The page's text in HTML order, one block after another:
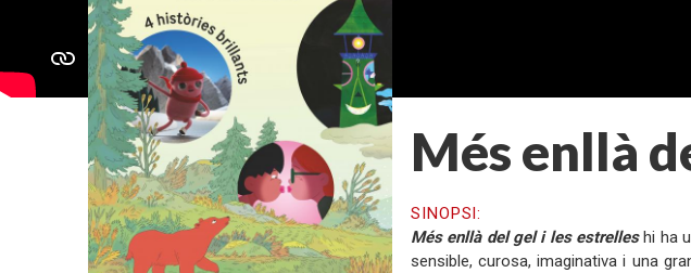
Més enllà
SINOPSI:
Més enllà del gel i les estrelleshi ha
sensible, curosa, imaginativa i una